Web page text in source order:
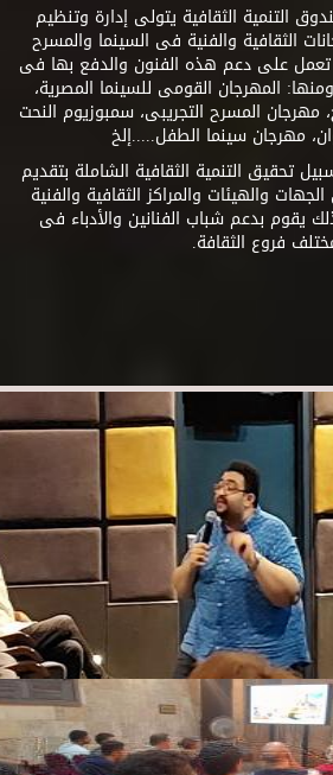
التنمية الثقافية يتولى إدارة وتنظيم
الثقافية والفنية فى السينما والمسرح
تعمل على دعم هذه الفنون والدفع بها فى
المهرجان القومى للسينما المصرية،
مهرجان المسرح التجريبى، سمبوزيوم النحت
مهرجان سينما الطفل.....إلخ
تحقيق التنمية الثقافية الشاملة بتقديم
والهيئات والمراكز الثقافية والفنية
يقوم بدعم شباب الفنانين والأدباء فى
فروع الثقافة.